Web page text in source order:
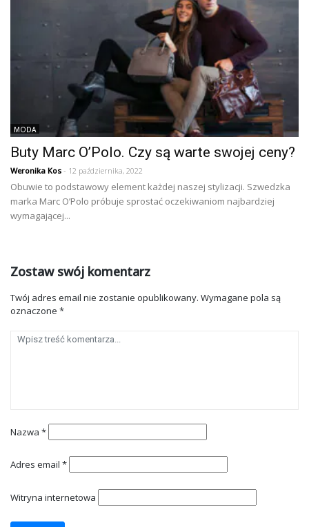
MODA
Buty Marc O’Polo. Czy są warte swojej ceny?
Weronika Kos - 12 października, 2022
Obuwie to podstawowy element każdej naszej stylizacji. Szwedzka
marka Marc O’Polo próbuje sprostać oczekiwaniom najbardziej
wymagającej...
Zostaw swój komentarz
Twój adres email nie zostanie opublikowany. Wymagane pola są
oznaczone *
Nazwa *
Adres email *
Witryna internetowa